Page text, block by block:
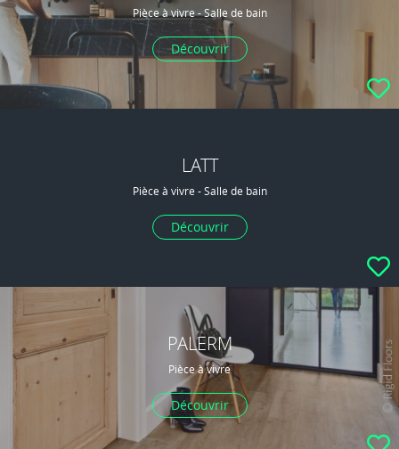
Pièce à vivre - Salle de bain
Découvrir
LATT
Pièce à vivre - Salle de bain
Découvrir
PALERM
Pièce à vivre
Découvrir